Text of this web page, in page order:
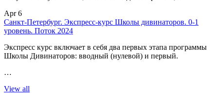
Apr 6
Санкт-Петербург. Экспресс-курс Школы дивинаторов. 0-1
уровень. Поток 2024
Экспресс курс включает в себя два первых этапа программы
Школы Дивинаторов: вводный (нулевой) и первый.
…
View all